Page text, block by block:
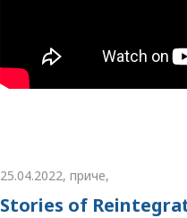
25.04.2022, приче,
Stories of